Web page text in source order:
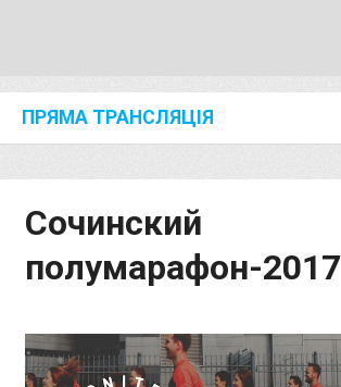
ПРЯМА ТРАНСЛЯЦІЯ
Сочинский
полумарафон-2017